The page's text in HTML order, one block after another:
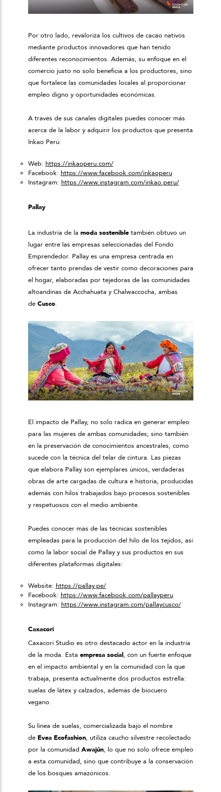
Por otro lado, revaloriza los cultivos de cacao nativos
mediante productos innovadores que han tenido
diferentes reconocimientos. Además, su enfoque en el
comercio justo no solo beneficia a los productores, sino
que fortalece las comunidades locales al proporcionar
empleo digno y oportunidades económicas.
A través de sus canales digitales puedes conocer más
acerca de la labor y adquirir los productos que presenta
Inkao Perú:
Web: https://inkaoperu.com/
Facebook: https://www.facebook.com/inkaoperu
Instagram: https://www.instagram.com/inkao.peru/
Pallay
La industria de la moda sostenibletambién obtuvo un
lugar entre las empresas seleccionadas del Fondo
Emprendedor. Pallay es una empresa centrada en
ofrecer tanto prendas de vestir como decoraciones para
el hogar, elaboradas por tejedoras de las comunidades
altoandinas de Acchahuata y Chalwaccocha, ambas
de Cusco.
El impacto de Pallay, no solo radica en generar empleo
para las mujeres de ambas comunidades; sino también
en la preservación de conocimientos ancestrales, como
sucede con la técnica del telar de cintura. Las piezas
que elabora Pallay son ejemplares únicos, verdaderas
obras de arte cargadas de cultura e historia, producidas
además con hilos trabajados bajo procesos sostenibles
y respetuosos con el medio ambiente.
Puedes conocer más de las técnicas sostenibles
empleadas para la producción del hilo de los tejidos; así
como la labor social de Pallay y sus productos en sus
diferentes plataformas digitales:
Website: https://pallay.pe/
Facebook: https://www.facebook.com/pallayperu
Instagram: https://www.instagram.com/pallaycusco/
Caxacori
Caxacori Studio es otro destacado actor en la industria
de la moda. Esta empresa social, con un fuerte enfoque
en el impacto ambiental y en la comunidad con la que
trabaja, presenta actualmente dos productos estrella:
suelas de látex y calzados, además de biocuero
vegano.
Su línea de suelas, comercializada bajo el nombre
de Evea Ecofashion, utiliza caucho silvestre recolectado
por la comunidad Awajún, lo que no solo ofrece empleo
a esta comunidad, sino que contribuye a la conservación
de los bosques amazónicos.